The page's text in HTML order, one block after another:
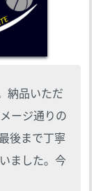
納品いただ
ージ通りの
後まで丁寧
ました。今